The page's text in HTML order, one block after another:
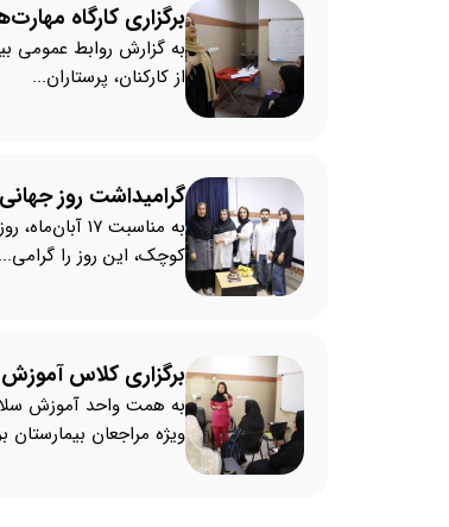
برگزاری کارگاه
از کارکنان، پرستاران...
گرامیداشت روز
به مناسبت
کوچک، این روز را گرامی...
برگزاری کلاس
به همت واحد آموزش
ویژه مراجعان بیمارستان